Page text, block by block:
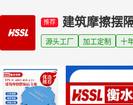
推荐 建筑摩擦摆
源头工厂 加工定制 十